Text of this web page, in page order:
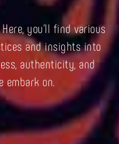
you’ll find various
and insights into
authenticity, and
on.